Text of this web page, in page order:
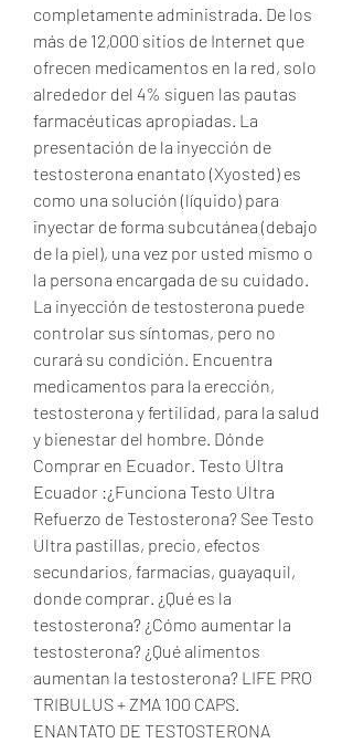
completamente administrada. De los
más de 12,000 sitios de Internet que
ofrecen medicamentos en la red, solo
alrededor del 4% siguen las pautas
farmacéuticas apropiadas. La
presentación de la inyección de
testosterona enantato (Xyosted) es
como una solución (líquido) para
inyectar de forma subcutánea (debajo
de la piel), una vez por usted mismo o
la persona encargada de su cuidado.
La inyección de testosterona puede
controlar sus síntomas, pero no
curará su condición. Encuentra
medicamentos para la erección,
testosterona y fertilidad, para la salud
y bienestar del hombre. Dónde
Comprar en Ecuador. Testo Ultra
Ecuador :¿Funciona Testo Ultra
Refuerzo de Testosterona? See Testo
Ultra pastillas, precio, efectos
secundarios, farmacias, guayaquil,
donde comprar. ¿Qué es la
testosterona? ¿Cómo aumentar la
testosterona? ¿Qué alimentos
aumentan la testosterona? LIFE PRO
TRIBULUS + ZMA 100 CAPS.
ENANTATO DE TESTOSTERONA